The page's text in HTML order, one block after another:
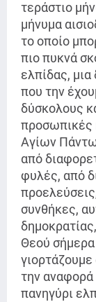
τεράστιο
μήνυμα
το οποίο
πιο πυκνά
ελπίδας, μια
που την
δύσκολους
προσωπικές
Αγίων
από
φυλές, από
συνθήκες,
Θεού
γιορτάζουμε
την αναφορά
πανηγύρι